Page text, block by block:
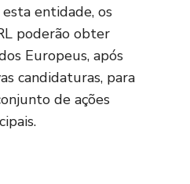
entidade, os
poderão obter
Europeus, após
candidaturas, para
de ações